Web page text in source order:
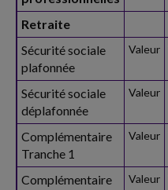
Retraite
Sécurité sociale
plafonnée
Valeur
Sécurité sociale
déplafonnée
Valeur
Complémentaire
Tranche 1
Valeur
Complémentaire
Valeur